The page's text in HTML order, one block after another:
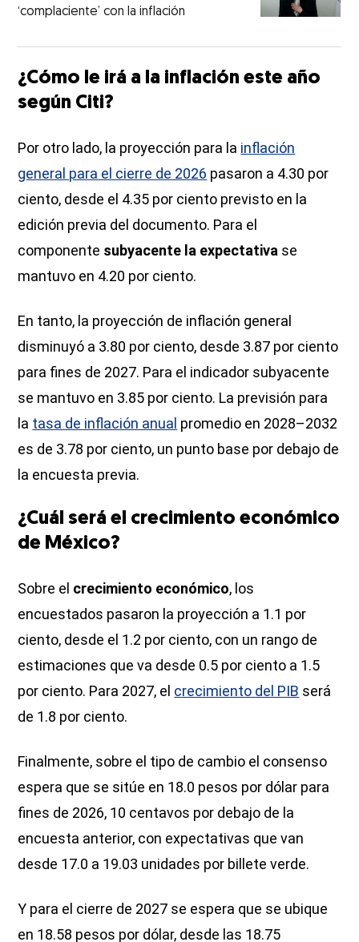
‘complaciente’ con la inflación
¿Cómo le irá a la inflación este año
según Citi?
Por otro lado, la proyección para la inflación
general para el cierre de 2026 pasaron a 4.30 por
ciento, desde el 4.35 por ciento previsto en la
edición previa del documento. Para el
componente subyacente la expectativa se
mantuvo en 4.20 por ciento.
En tanto, la proyección de inflación general
disminuyó a 3.80 por ciento, desde 3.87 por ciento
para fines de 2027. Para el indicador subyacente
se mantuvo en 3.85 por ciento. La previsión para
la tasa de inflación anual promedio en 2028–2032
es de 3.78 por ciento, un punto base por debajo de
la encuesta previa.
¿Cuál será el crecimiento económico
de México?
Sobre el crecimiento económico, los
encuestados pasaron la proyección a 1.1 por
ciento, desde el 1.2 por ciento, con un rango de
estimaciones que va desde 0.5 por ciento a 1.5
por ciento. Para 2027, el crecimiento del PIB será
de 1.8 por ciento.
Finalmente, sobre el tipo de cambio el consenso
espera que se sitúe en 18.0 pesos por dólar para
fines de 2026, 10 centavos por debajo de la
encuesta anterior, con expectativas que van
desde 17.0 a 19.03 unidades por billete verde.
Y para el cierre de 2027 se espera que se ubique
en 18.58 pesos por dólar, desde las 18.75